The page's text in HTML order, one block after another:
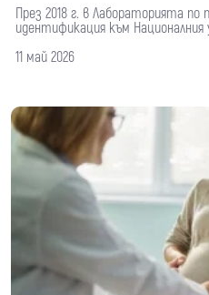
През 2018 г. в Лабораторията по
идентификация към
11 май 2026